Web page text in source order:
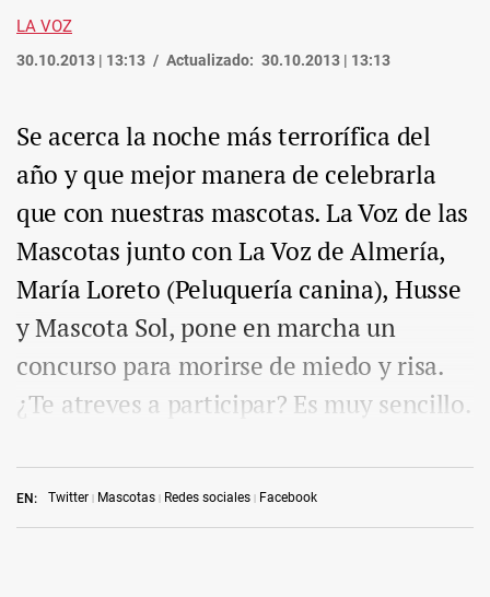
LA VOZ
30.10.2013 | 13:13 Actualizado: 30.10.2013 | 13:13
EN: Twitter Mascotas Redes sociales Facebook
Se acerca la noche más terrorífica del
año y que mejor manera de celebrarla
que con nuestras mascotas. La Voz de las
Mascotas junto con La Voz de Almería,
María Loreto (Peluquería canina), Husse
y Mascota Sol, pone en marcha un
concurso para morirse de miedo y risa.
¿Te atreves a participar? Es muy sencillo.